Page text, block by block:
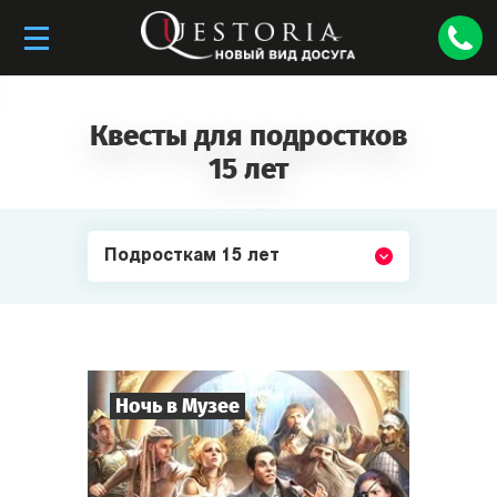
Квесты для подростков
15 лет
Подросткам 15 лет
Ночь в Музее
8-35